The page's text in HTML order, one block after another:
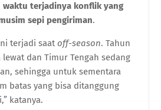
waktu terjadinya konflik yang
sepi pengiriman.
terjadi saatoff-season. Tahun
dan Timur Tengah sedang
sehingga untuk sementara
batas yang bisa ditanggung
katanya.